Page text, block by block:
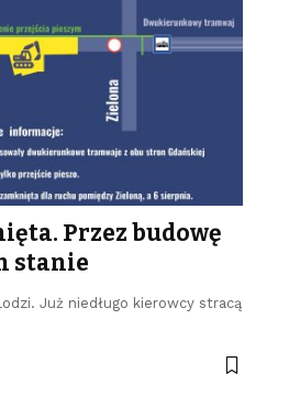
Przez budowę
stanie
Już niedługo kierowcy stracą